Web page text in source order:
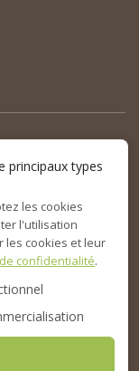
principaux types
les cookies
l'utilisation
les cookies et leur
confidentialité.